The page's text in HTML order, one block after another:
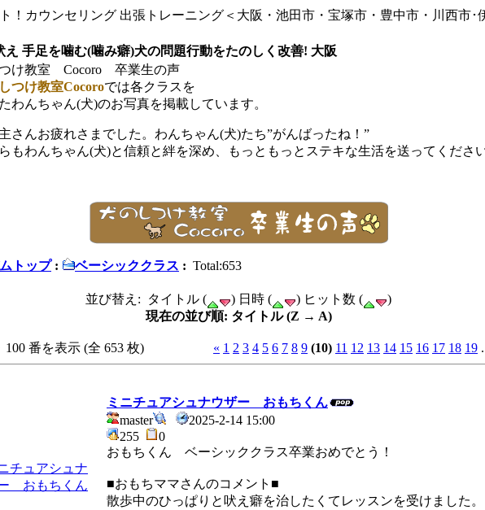
！カウンセリング 出張トレーニング＜大阪・池田市・宝塚市・豊中市・川西市･
手足を噛む(噛み癖)犬の問題行動をたのしく改善! 大阪
け教室 Cocoro 卒業生の声
つけ教室Cocoroでは各クラスを
わんちゃん(犬)のお写真を掲載しています。
さんお疲れさまでした。わんちゃん(犬)たち”がんばったね！”
もわんちゃん(犬)と信頼と絆を深め、もっともっとステキな生活を送ってください
トップ: ベーシッククラス : Total:653
並び替え: タイトル ( ) 日時 ( ) ヒット数 (
)
現在の並び順: タイトル (Z → A)
100 番を表示 (全 653 枚) « 1 2 3 4 5 6 7 8 9 (10) 11 12 13 14 15 16 17 18 19
ミニチュアシュナウザー おもちくん
master
2025-2-14 15:00
255
0
おもちくん ベーシッククラス卒業おめでとう！
■おもちママさんのコメント■
散歩中のひっぱりと吠え癖を治したくてレッスンを受けました。